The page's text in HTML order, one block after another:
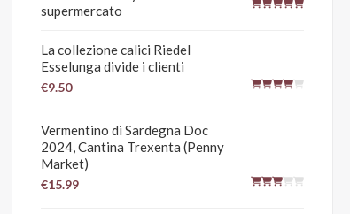
supermercato
La collezione calici Riedel
Esselunga divide i clienti
€9.50
Vermentino di Sardegna Doc
2024, Cantina Trexenta (Penny
Market)
€15.99